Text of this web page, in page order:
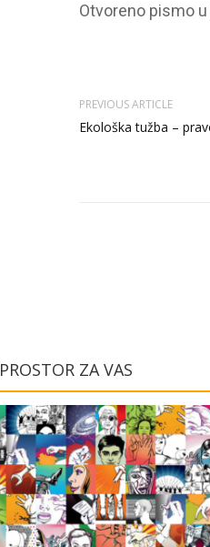
Otvoreno pismo
PREVIOUS ARTICLE
Ekološka tužba –
PROSTOR ZA VAS